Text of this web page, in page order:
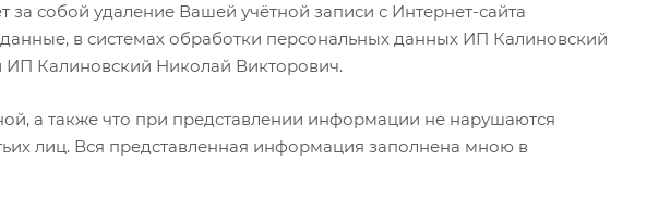
собой удаление Вашей учётной записи с Интернет-сайта
в системах обработки персональных данных ИП Калиновский
ИП Калиновский Николай Викторович.
а также что при представлении информации не нарушаются
лиц. Вся представленная информация заполнена мною в